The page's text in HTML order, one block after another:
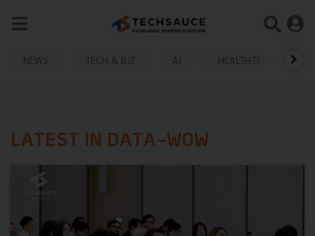
NEWS TECH & BIZ AI HEALTHTECH
LATEST IN DATA-WOW